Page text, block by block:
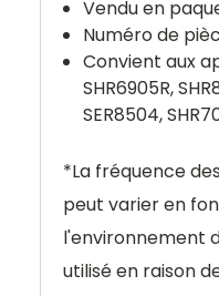
Vendu en
Numéro de
Convientaux
SHR6905R,
SER8504,
*La fréquence
peut varier en
l'environnement
utilisé en raison